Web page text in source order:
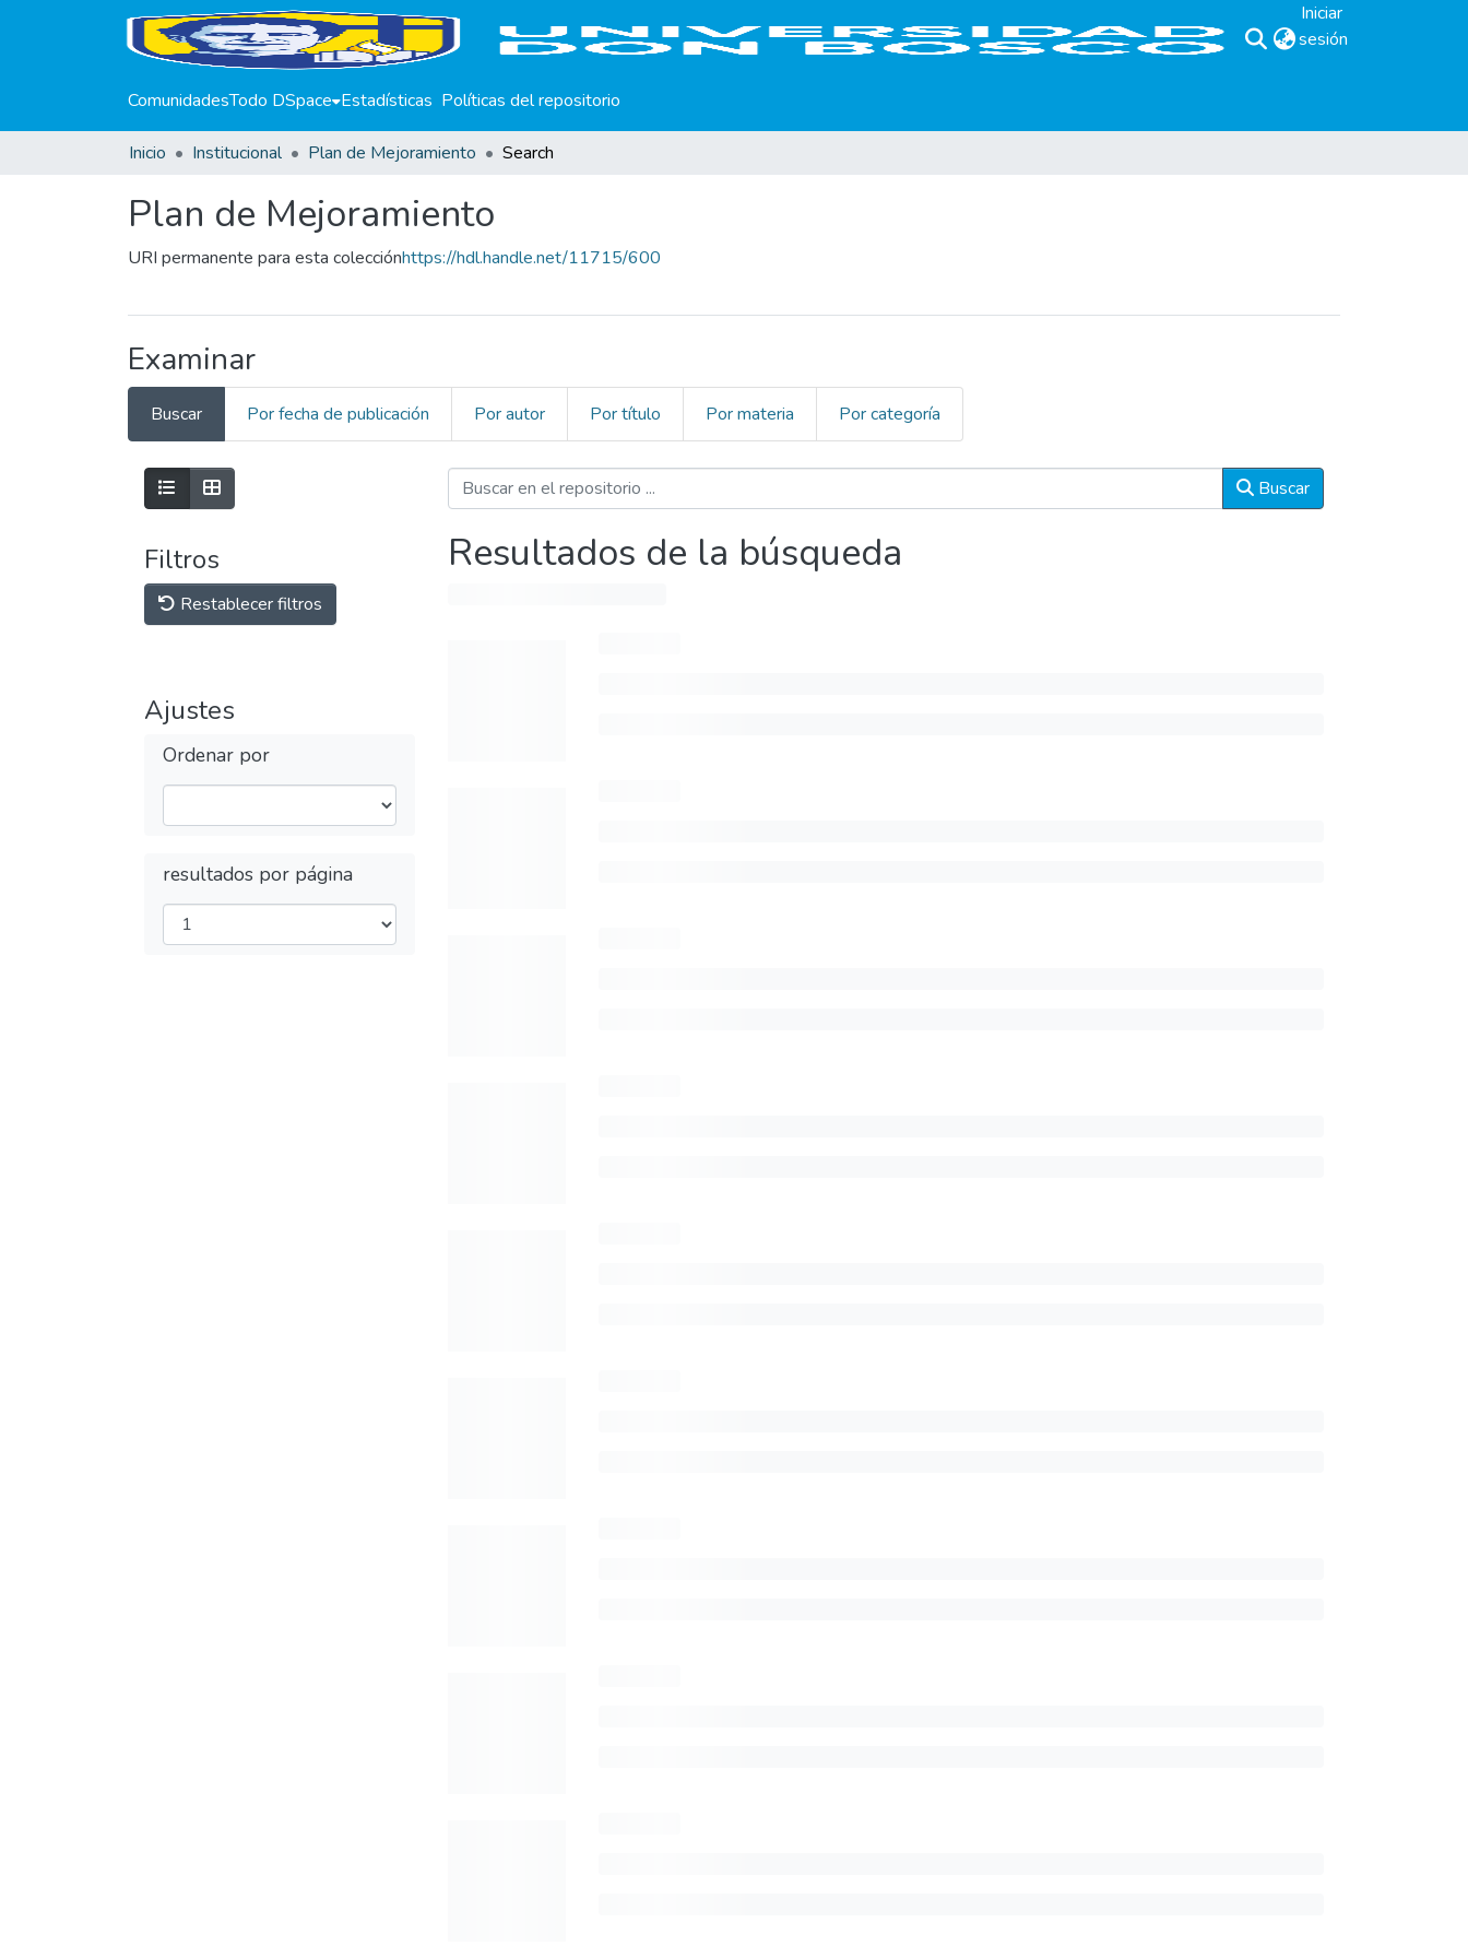
Iniciar
sesión
ComunidadesTodo DSpace Estadísticas Políticas del repositorio
Inicio Institucional Plan de Mejoramiento Search
Plan de Mejoramiento
URI permanente para esta colecciónhttps://hdl.handle.net/11715/600
Examinar
Buscar Por fecha de publicación Por autor Por título Por materia Por categoría
Filtros
Restablecer filtros
Ajustes
Ordenar por
resultados por página
Buscar
Resultados de la búsqueda